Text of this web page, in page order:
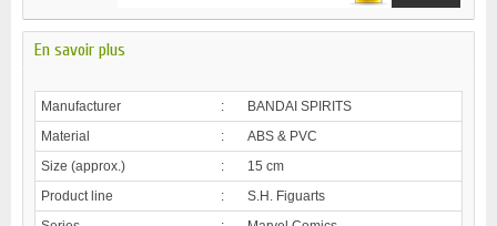
En savoir plus
Manufacturer :
BANDAI SPIRITS
Material
:
ABS & PVC
Size (approx.)
:
15 cm
Product line
:
S.H. Figuarts